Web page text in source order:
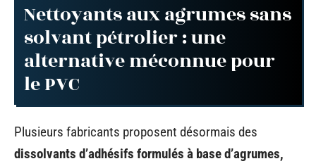
Nettoyants aux agrumes sans
solvant pétrolier : une
alternative méconnue pour
le PVC
Plusieurs fabricants proposent désormais des
dissolvants d’adhésifs formulés à base d’agrumes,